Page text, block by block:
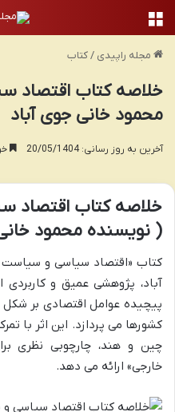
مجله راپیدی /کتاب
خلاصه کتاب اقتصاد
محمود خانی جوی آباد
آخرین به روز رسانی: 20/05/1404
خلاصه کتاب اقتصاد
( نویسنده محمود
کتاب «اقتصاد سیاسی و سیاست
آباد، پژوهشی عمیق و
پیچیده عوامل اقتصادی بر
کشورها می پردازد. این اثر با
چین و هند، چارچوبی نظری
خارجی» ارائه می دهد.